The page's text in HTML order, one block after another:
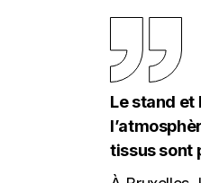
Le stand et
tissus sont